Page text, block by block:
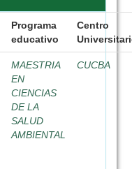
Programa
educativo
Centro
MAESTRIA
EN
CIENCIAS
DE LA
SALUD
AMBIENTAL
CUCBA